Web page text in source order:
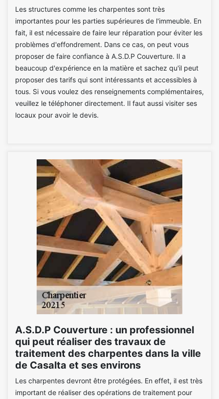
Les structures comme les charpentes sont très
importantes pour les parties supérieures de l'immeuble. En
fait, il est nécessaire de faire leur réparation pour éviter les
problèmes d'effondrement. Dans ce cas, on peut vous
proposer de faire confiance à A.S.D.P Couverture. Il a
beaucoup d'expérience en la matière et sachez qu'il peut
proposer des tarifs qui sont intéressants et accessibles à
tous. Si vous voulez des renseignements complémentaires,
veuillez le téléphoner directement. Il faut aussi visiter ses
locaux pour avoir le devis.
A.S.D.P Couverture : un professionnel
qui peut réaliser des travaux de
traitement des charpentes dans la ville
de Casalta et ses environs
Les charpentes devront être protégées. En effet, il est très
important de réaliser des opérations de traitement pour